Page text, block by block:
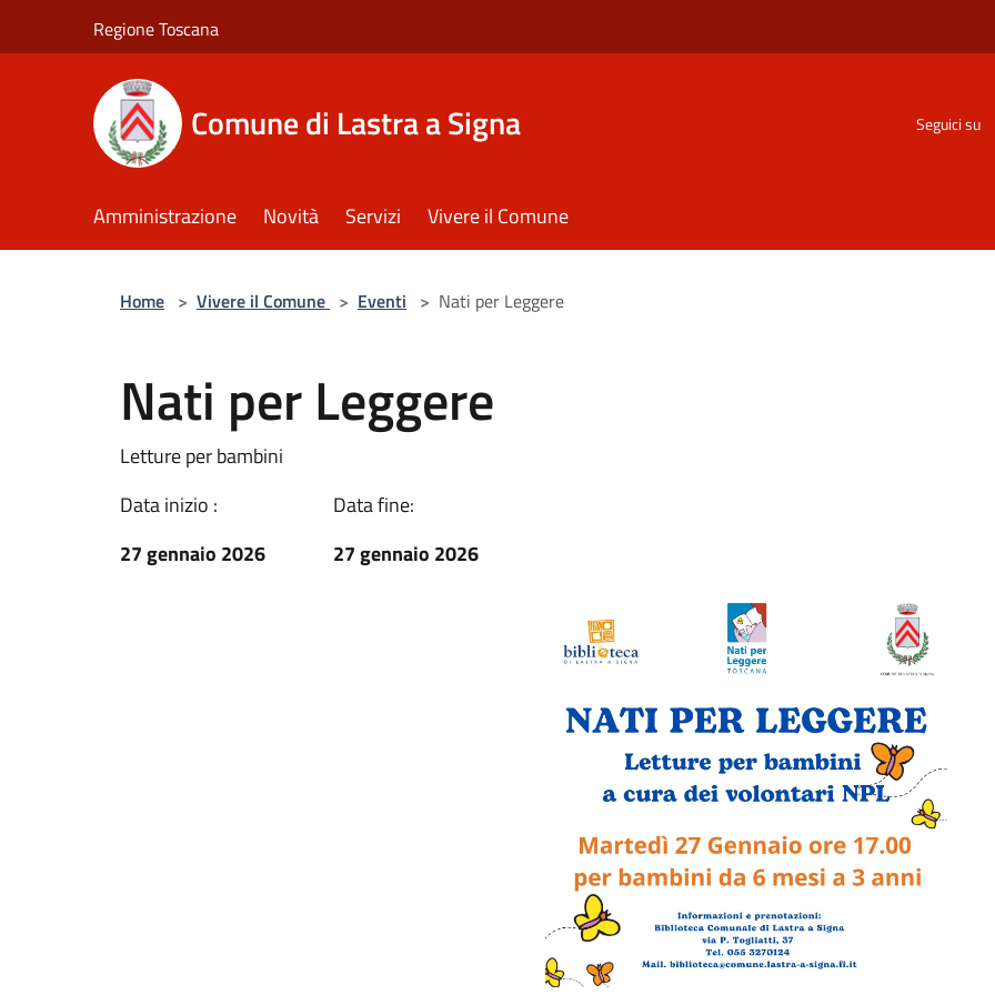
Regione Toscana
Comune di Lastra a Signa Seguici su
Amministrazione Novità Servizi Vivere il Comune
Home > Vivere il Comune > Eventi > Nati per Leggere
Nati per Leggere
Letture per bambini
Data inizio :
27 gennaio 2026
Data fine:
27 gennaio 2026